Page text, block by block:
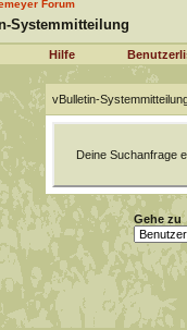
Forum
Systemmitteilung
Hilfe
vBulletin-
Deine Suchanfrage
Gehe zu